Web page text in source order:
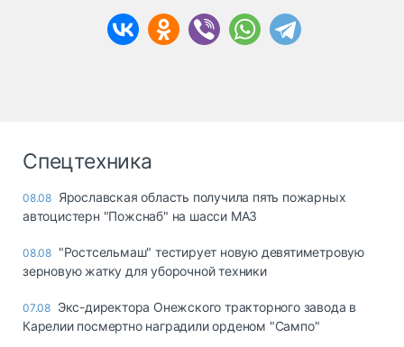
Спецтехника
08.08 Ярославская область получила пять пожарных
автоцистерн "Пожснаб" на шасси МАЗ
08.08 "Ростсельмаш" тестирует новую девятиметровую
зерновую жатку для уборочной техники
07.08 Экс-директора Онежского тракторного завода в
Карелии посмертно наградили орденом "Сампо"